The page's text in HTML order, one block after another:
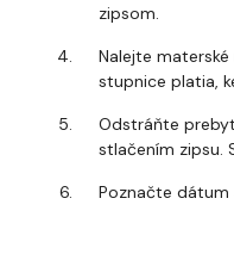
zipsom.
Nalejte
stupnice platia,
Odstráňte
stlačením zipsu.
Poznačte